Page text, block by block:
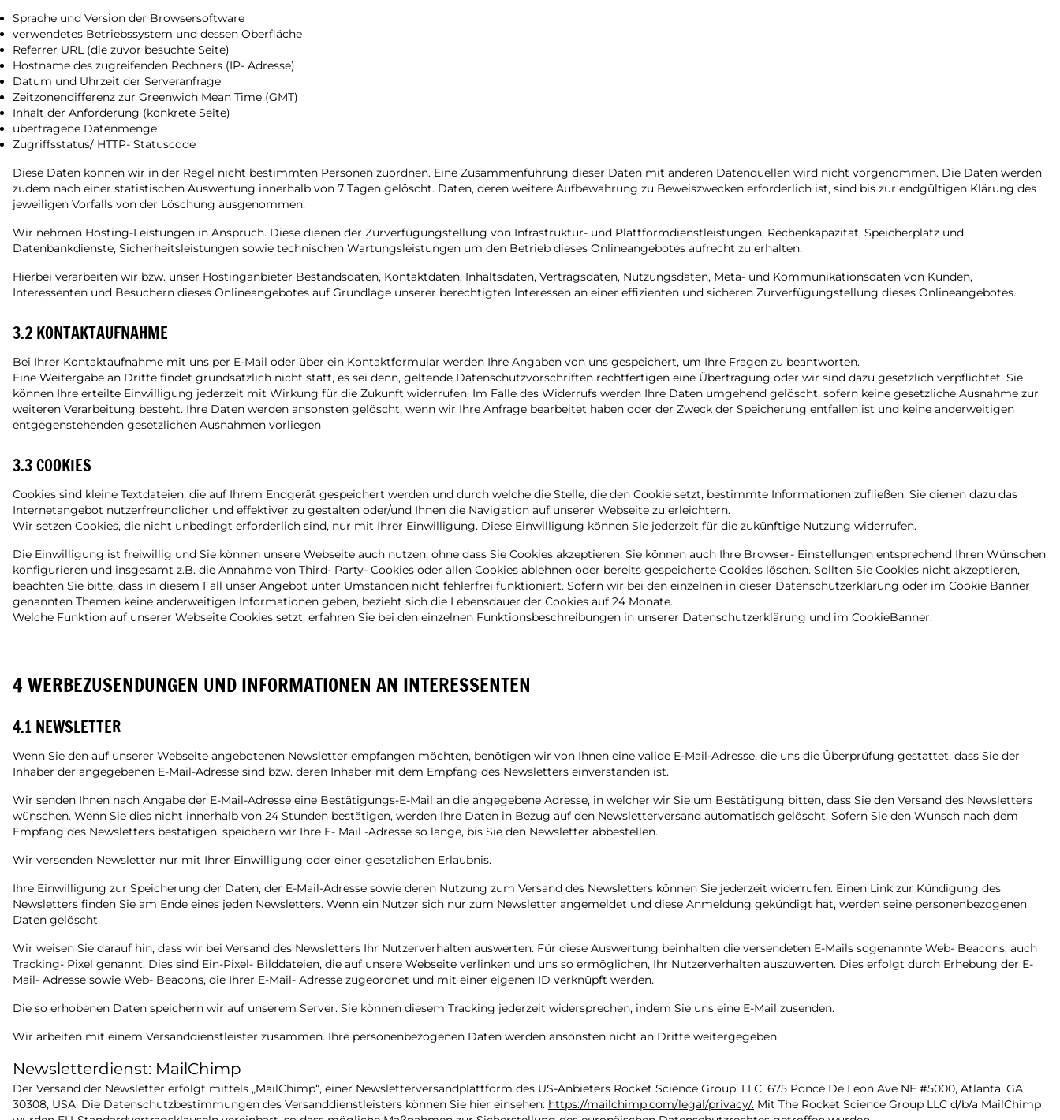
Sprache und Version der Browsersoftware
verwendetes Betriebssystem und dessen Oberfläche
Referrer URL (die zuvor besuchte Seite)
Hostname des zugreifenden Rechners (IP- Adresse)
Datum und Uhrzeit der Serveranfrage
Zeitzonendifferenz zur Greenwich Mean Time (GMT)
Inhalt der Anforderung (konkrete Seite)
übertragene Datenmenge
Zugriffsstatus/ HTTP- Statuscode
Diese Daten können wir in der Regel nicht bestimmten Personen zuordnen. Eine Zusammenführung dieser Daten mit anderen Datenquellen wird nicht vorgenommen. Die Daten werden
zudem nach einer statistischen Auswertung innerhalb von 7 Tagen gelöscht. Daten, deren weitere Aufbewahrung zu Beweiszwecken erforderlich ist, sind bis zur endgültigen Klärung des
jeweiligen Vorfalls von der Löschung ausgenommen.
Wir nehmen Hosting-Leistungen in Anspruch. Diese dienen der Zurverfügungstellung von Infrastruktur- und Plattformdienstleistungen, Rechenkapazität, Speicherplatz und
Datenbankdienste, Sicherheitsleistungen sowie technischen Wartungsleistungen um den Betrieb dieses Onlineangebotes aufrecht zu erhalten.
Hierbei verarbeiten wir bzw. unser Hostinganbieter Bestandsdaten, Kontaktdaten, Inhaltsdaten, Vertragsdaten, Nutzungsdaten, Meta- und Kommunikationsdaten von Kunden,
Interessenten und Besuchern dieses Onlineangebotes auf Grundlage unserer berechtigten Interessen an einer effizienten und sicheren Zurverfügungstellung dieses Onlineangebotes.
3.2 KONTAKTAUFNAHME
Bei Ihrer Kontaktaufnahme mit uns per E-Mail oder über ein Kontaktformular werden Ihre Angaben von uns gespeichert, um Ihre Fragen zu beantworten.
Eine Weitergabe an Dritte findet grundsätzlich nicht statt, es sei denn, geltende Datenschutzvorschriften rechtfertigen eine Übertragung oder wir sind dazu gesetzlich verpflichtet. Sie
können Ihre erteilte Einwilligung jederzeit mit Wirkung für die Zukunft widerrufen. Im Falle des Widerrufs werden Ihre Daten umgehend gelöscht, sofern keine gesetzliche Ausnahme zur
weiteren Verarbeitung besteht. Ihre Daten werden ansonsten gelöscht, wenn wir Ihre Anfrage bearbeitet haben oder der Zweck der Speicherung entfallen ist und keine anderweitigen
entgegenstehenden gesetzlichen Ausnahmen vorliegen
3.3 COOKIES
Cookies sind kleine Textdateien, die auf Ihrem Endgerät gespeichert werden und durch welche die Stelle, die den Cookie setzt, bestimmte Informationen zufließen. Sie dienen dazu das
Internetangebot nutzerfreundlicher und effektiver zu gestalten oder/und Ihnen die Navigation auf unserer Webseite zu erleichtern.
Wir setzen Cookies, die nicht unbedingt erforderlich sind, nur mit Ihrer Einwilligung. Diese Einwilligung können Sie jederzeit für die zukünftige Nutzung widerrufen.
Die Einwilligung ist freiwillig und Sie können unsere Webseite auch nutzen, ohne dass Sie Cookies akzeptieren. Sie können auch Ihre Browser- Einstellungen entsprechend Ihren Wünschen
konfigurieren und insgesamt z.B. die Annahme von Third- Party- Cookies oder allen Cookies ablehnen oder bereits gespeicherte Cookies löschen. Sollten Sie Cookies nicht akzeptieren,
beachten Sie bitte, dass in diesem Fall unser Angebot unter Umständen nicht fehlerfrei funktioniert. Sofern wir bei den einzelnen in dieser Datenschutzerklärung oder im Cookie Banner
genannten Themen keine anderweitigen Informationen geben, bezieht sich die Lebensdauer der Cookies auf 24 Monate.
Welche Funktion auf unserer Webseite Cookies setzt, erfahren Sie bei den einzelnen Funktionsbeschreibungen in unserer Datenschutzerklärung und im CookieBanner.
4 WERBEZUSENDUNGEN UND INFORMATIONEN AN INTERESSENTEN
4.1 NEWSLETTER
Wenn Sie den auf unserer Webseite angebotenen Newsletter empfangen möchten, benötigen wir von Ihnen eine valide E-Mail-Adresse, die uns die Überprüfung gestattet, dass Sie der
Inhaber der angegebenen E-Mail-Adresse sind bzw. deren Inhaber mit dem Empfang des Newsletters einverstanden ist.
Wir senden Ihnen nach Angabe der E-Mail-Adresse eine Bestätigungs-E-Mail an die angegebene Adresse, in welcher wir Sie um Bestätigung bitten, dass Sie den Versand des Newsletters
wünschen. Wenn Sie dies nicht innerhalb von 24 Stunden bestätigen, werden Ihre Daten in Bezug auf den Newsletterversand automatisch gelöscht. Sofern Sie den Wunsch nach dem
Empfang des Newsletters bestätigen, speichern wir Ihre E- Mail -Adresse so lange, bis Sie den Newsletter abbestellen.
Wir versenden Newsletter nur mit Ihrer Einwilligung oder einer gesetzlichen Erlaubnis.
Ihre Einwilligung zur Speicherung der Daten, der E-Mail-Adresse sowie deren Nutzung zum Versand des Newsletters können Sie jederzeit widerrufen. Einen Link zur Kündigung des
Newsletters finden Sie am Ende eines jeden Newsletters. Wenn ein Nutzer sich nur zum Newsletter angemeldet und diese Anmeldung gekündigt hat, werden seine personenbezogenen
Daten gelöscht.
Wir weisen Sie darauf hin, dass wir bei Versand des Newsletters Ihr Nutzerverhalten auswerten. Für diese Auswertung beinhalten die versendeten E-Mails sogenannte Web- Beacons, auch
Tracking- Pixel genannt. Dies sind Ein-Pixel- Bilddateien, die auf unsere Webseite verlinken und uns so ermöglichen, Ihr Nutzerverhalten auszuwerten. Dies erfolgt durch Erhebung der E-
Mail- Adresse sowie Web- Beacons, die Ihrer E-Mail- Adresse zugeordnet und mit einer eigenen ID verknüpft werden.
Die so erhobenen Daten speichern wir auf unserem Server. Sie können diesem Tracking jederzeit widersprechen, indem Sie uns eine E-Mail zusenden.
Wir arbeiten mit einem Versanddienstleister zusammen. Ihre personenbezogenen Daten werden ansonsten nicht an Dritte weitergegeben.
Newsletterdienst: MailChimp
Der Versand der Newsletter erfolgt mittels „MailChimp“, einer Newsletterversandplattform des US-Anbieters Rocket Science Group, LLC, 675 Ponce De Leon Ave NE #5000, Atlanta, GA
30308, USA. Die Datenschutzbestimmungen des Versanddienstleisters können Sie hier einsehen: https://mailchimp.com/legal/privacy/. Mit The Rocket Science Group LLC d/b/a MailChimp